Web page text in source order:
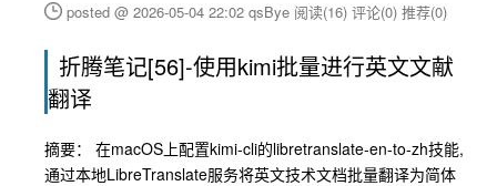
posted @ 2026-05-04 22:02 qsBye 阅读(16) 评论(0) 推荐(0)
折腾笔记[56]-使用kimi批量进行英文文献
翻译
摘要： 在macOS上配置kimi-cli的libretranslate-en-to-zh技能,
通过本地LibreTranslate服务将英文技术文档批量翻译为简体